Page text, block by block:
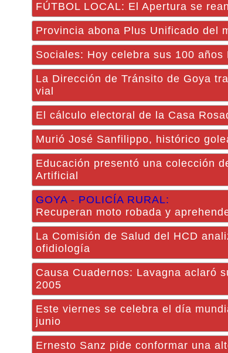
FÚTBOL LOCAL: El Apertura se
Provincia abona Plus Unificado del
Sociales: Hoy celebra sus 100
La Dirección de Tránsito de Goya
vial
El cálculo electoral de la Casa
Murió José Sanfilippo, histórico
Educación presentó una colección
Artificial
GOYA - POLICÍA RURAL:
Recuperan moto robada y
La Comisión de Salud del HCD
ofidiología
Causa Cuadernos: Lavagna aclaró
2005
Este viernes se celebra el día
junio
Ernesto Sanz pide conformar una